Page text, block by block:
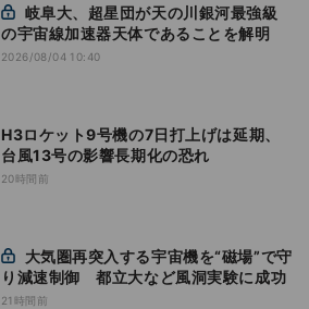
の宇宙線加速器天体であることを解明
2026/08/04 10:40
H3ロケット9号機の7日打上げは延期、
台風13号の影響長期化の恐れ
20時間前
り減速制御 都立大など風洞実験に成功
21時間前